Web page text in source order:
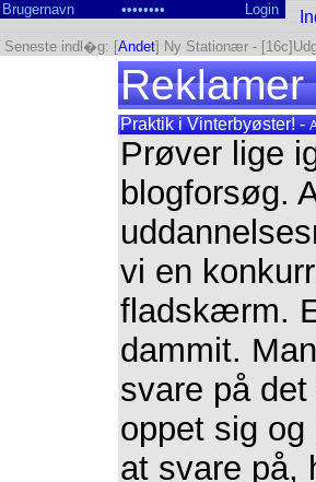
Seneste indl�g: [Andet] Ny Stationær -
Reklamer
Praktik i Vinterbyøster! -
Prøver lige
blogforsøg.
vi en
fladskærm.
dammit.
svare på
oppet sig
at svare på,